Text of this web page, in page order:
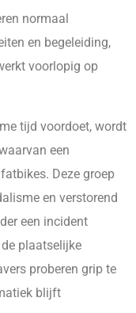
normaal
en begeleiding,
voorlopig op
tijd voordoet, wordt
een
Deze groep
en verstorend
een incident
plaatselijke
proberen grip te
blijft